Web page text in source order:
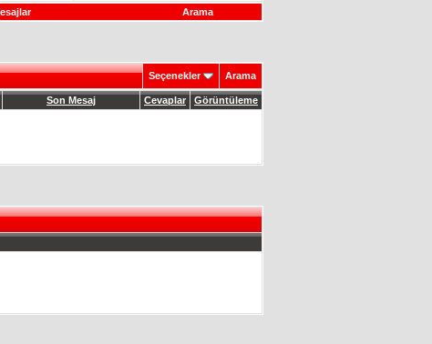
Arama
Seçenekler Arama
Son Mesaj Cevaplar Görüntüleme